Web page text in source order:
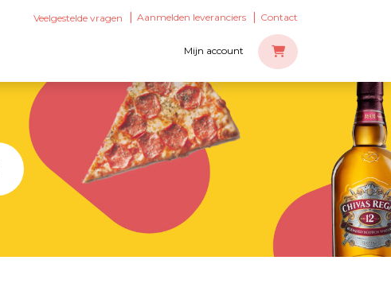
Veelgestelde vragen Aanmelden leveranciers Contact
Mijn account